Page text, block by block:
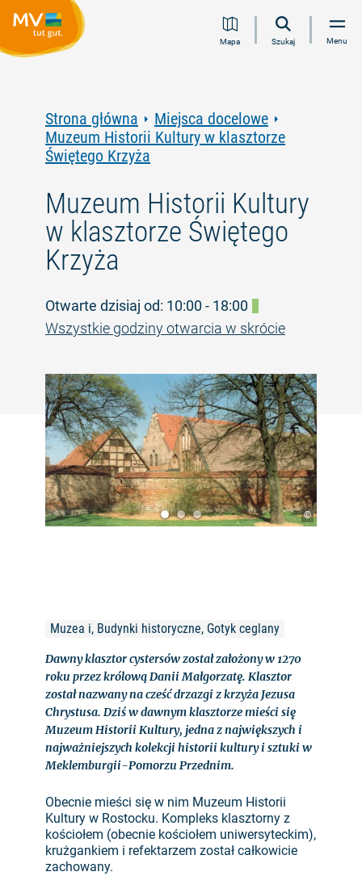
Przejdź
Przejdź
Przejdź
Przejdź
Mapa Szukaj Menu
Strona główna
Miejsca docelowe
Muzeum Historii Kultury w klasztorze
Świętego Krzyża
Muzeum Historii Kultury
w klasztorze Świętego
Krzyża
Otwarte dzisiaj od: 10:00 - 18:00
Wszystkie godziny otwarcia w skrócie
©
Muzea i, Budynki historyczne, Gotyk ceglany
Dawny klasztor cystersów został założony w 1270
roku przez królową Danii Małgorzatę. Klasztor
został nazwany na cześć drzazgi z krzyża Jezusa
Chrystusa. Dziś w dawnym klasztorze mieści się
Muzeum Historii Kultury, jedna z największych i
najważniejszych kolekcji historii kultury i sztuki w
Meklemburgii-Pomorzu Przednim.
Obecnie mieści się w nim Muzeum Historii
Kultury w Rostocku. Kompleks klasztorny z
kościołem (obecnie kościołem uniwersyteckim),
krużgankiem i refektarzem został całkowicie
zachowany.